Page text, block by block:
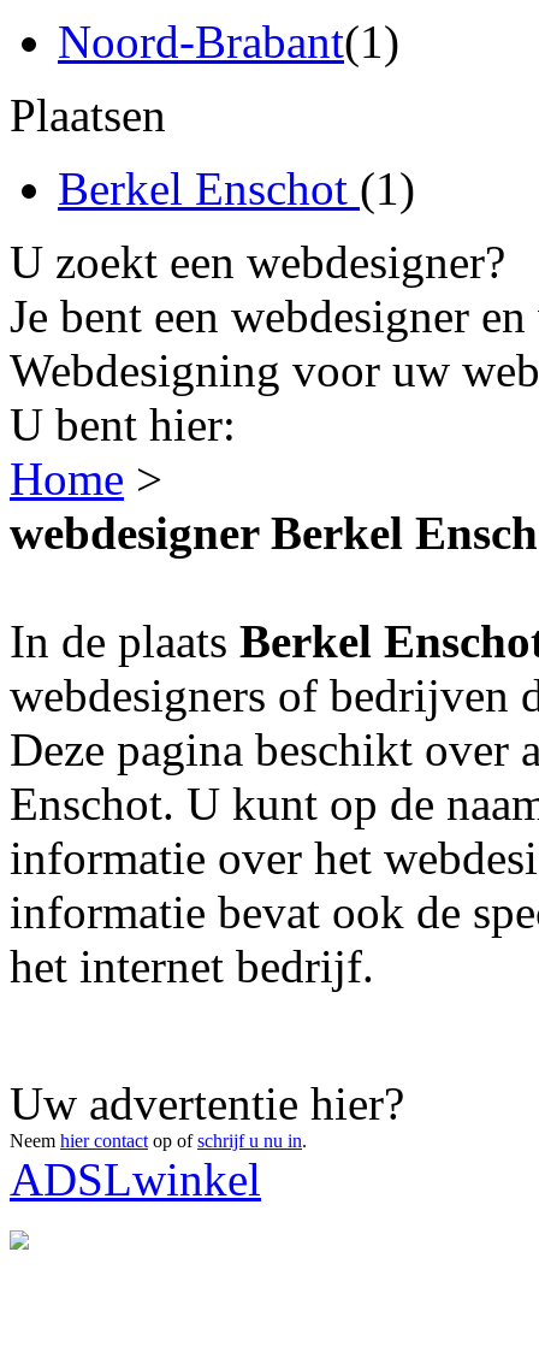
Noord-Brabant(1)
Plaatsen
Berkel Enschot (1)
U zoekt een webdesigner?
Je bent een webdesigner
Webdesigning voor uw
U bent hier:
Home >
webdesigner Berkel
In de plaats Berkel
webdesigners of bedrijven
Deze pagina beschikt over
Enschot. U kunt op de
informatie over het
informatie bevat ook de
het internet bedrijf.
Uw advertentie hier?
Neem hier contact op ofschrijf u nu in.
ADSLwinkel